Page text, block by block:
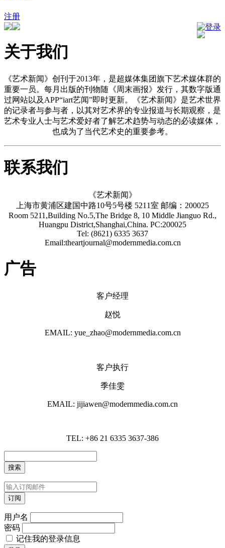
注册
登录
关于我们
《艺术新闻》创刊于2013年，是超媒体集团旗下艺术媒体群的
重要一员。每月出版的刊物随《周末画报》发行，其数字版通
过网站以及APP“iart艺闻”即时更新。《艺术新闻》是艺术世界
的记录者与参与者，以其对艺术界的专业报道与长期观察，是
艺术专业人士与艺术爱好者了解艺术趋势与动态的必读媒体，
也成为了当代艺术史的重要参考。
联系我们
《艺术新闻》
上海市黄浦区建国中路10号5号楼 5211室 邮编：200025
Room 5211,Building No.5,The Bridge 8, 10 Middle Jianguo Rd.,
Huangpu District,Shanghai,China. PC:200025
Tel: (8621) 6335 3637
Email:theartjournal@modernmedia.com.cn
广告
客户经理
赵悦
EMAIL: yue_zhao@modernmedia.com.cn
客户执行
季佳雯
EMAIL: jijiawen@modernmedia.com.cn
TEL: +86 21 6335 3637-386
用户名
密码
记住我的登录信息